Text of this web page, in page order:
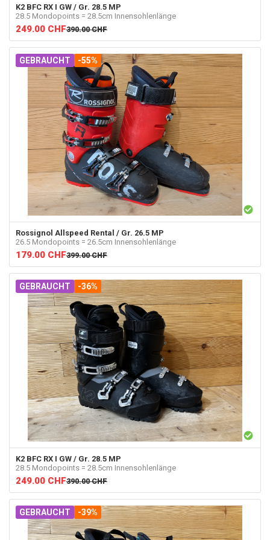
K2 BFC RX I GW / Gr. 28.5 MP
28.5 Mondopoints = 28.5cm Innensohlenlänge
249.00 CHF390.00 CHF
GEBRAUCHT -55%
Rossignol Allspeed Rental / Gr. 26.5 MP
26.5 Mondopoints = 26.5cm Innensohlenlänge
179.00 CHF399.00 CHF
GEBRAUCHT -36%
K2 BFC RX I GW / Gr. 28.5 MP
28.5 Mondopoints = 28.5cm Innensohlenlänge
249.00 CHF390.00 CHF
GEBRAUCHT -39%